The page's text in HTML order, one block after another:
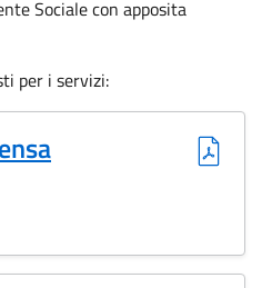
Sociale con apposita
per i servizi:
MB)